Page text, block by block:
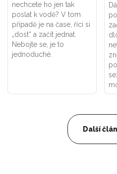
nechcete ho jen tak
poslat k vodě? V tom
případě je na čase, říci si
„dost“ a začít jednat.
Nebojte se, je to
jednoduché.
Další